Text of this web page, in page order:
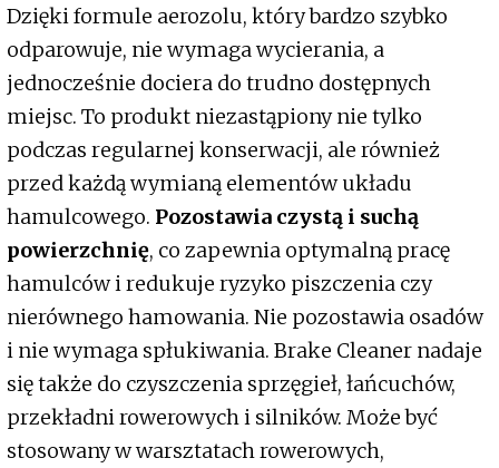
Dzięki formule aerozolu, który bardzo szybko
odparowuje, nie wymaga wycierania, a
jednocześnie dociera do trudno dostępnych
miejsc. To produkt niezastąpiony nie tylko
podczas regularnej konserwacji, ale również
przed każdą wymianą elementów układu
hamulcowego. Pozostawia czystą i suchą
powierzchnię, co zapewnia optymalną pracę
hamulców i redukuje ryzyko piszczenia czy
nierównego hamowania. Nie pozostawia osadów
i nie wymaga spłukiwania. Brake Cleaner nadaje
się także do czyszczenia sprzęgieł, łańcuchów,
przekładni rowerowych i silników. Może być
stosowany w warsztatach rowerowych,